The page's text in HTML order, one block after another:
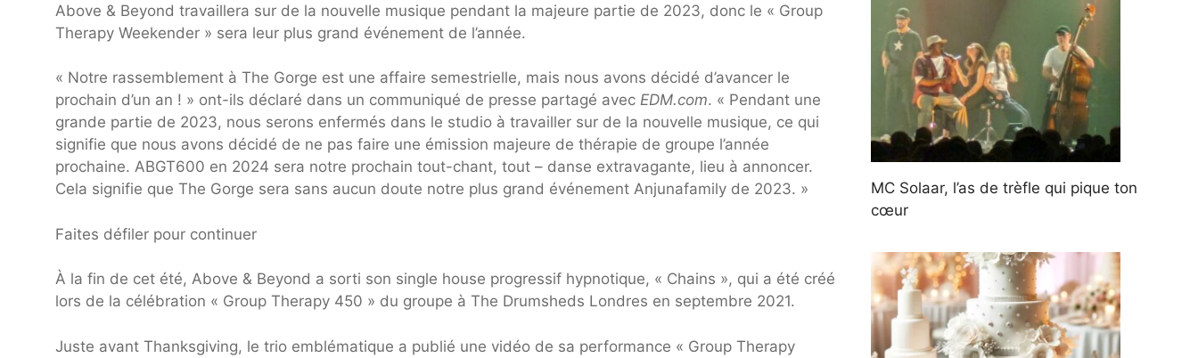
Above & Beyond travaillera sur de la nouvelle musique pendant la majeure partie de 2023, donc le « Group
Therapy Weekender » sera leur plus grand événement de l’année.
« Notre rassemblement à The Gorge est une affaire semestrielle, mais nous avons décidé d’avancer le
prochain d’un an ! » ont-ils déclaré dans un communiqué de presse partagé avec EDM.com. « Pendant une
grande partie de 2023, nous serons enfermés dans le studio à travailler sur de la nouvelle musique, ce qui
signifie que nous avons décidé de ne pas faire une émission majeure de thérapie de groupe l’année
prochaine. ABGT600 en 2024 sera notre prochain tout-chant, tout – danse extravagante, lieu à annoncer.
Cela signifie que The Gorge sera sans aucun doute notre plus grand événement Anjunafamily de 2023. »
Faites défiler pour continuer
À la fin de cet été, Above & Beyond a sorti son single house progressif hypnotique, « Chains », qui a été créé
lors de la célébration « Group Therapy 450 » du groupe à The Drumsheds Londres en septembre 2021.
Juste avant Thanksgiving, le trio emblématique a publié une vidéo de sa performance « Group Therapy
MC Solaar, l’as de trèfle qui pique ton
cœur